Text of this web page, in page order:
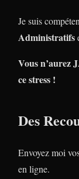
Je suis
Administratifs
Vous n’aurez
ce stress !
Des
Envoyez moi
en ligne.